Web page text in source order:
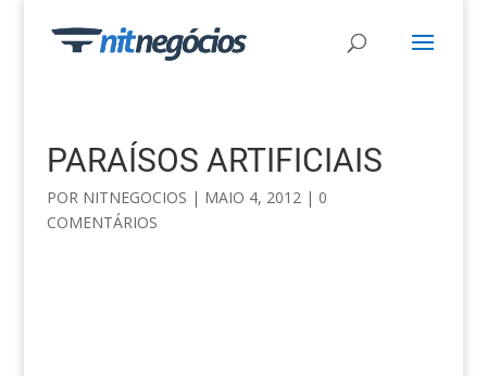
PARAÍSOS ARTIFICIAIS
POR NITNEGOCIOS | MAIO 4, 2012| 0
COMENTÁRIOS